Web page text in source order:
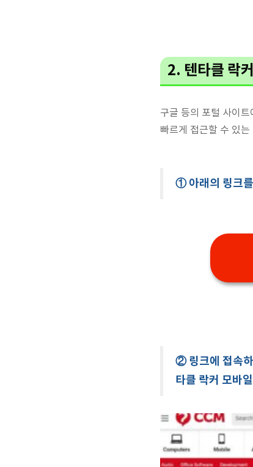
2. 텐타클 락
구글 등의 포털 사이
빠르게 접근할 수 있
① 아래의 링크
② 링크에 접속
타클 락커 모바